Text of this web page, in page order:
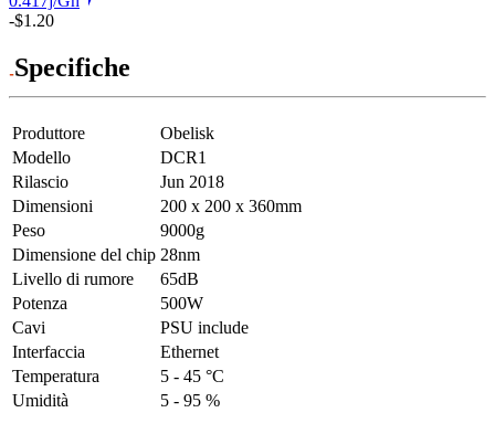
-$1.20
Specifiche
Produttore
Obelisk
Modello
DCR1
Rilascio
Jun 2018
Dimensioni
200 x 200 x 360mm
Peso
9000g
Dimensione del chip 28nm
Livello di rumore
65dB
Potenza
500W
Cavi
PSU include
Interfaccia
Ethernet
Temperatura
5 - 45 °C
Umidità
5 - 95 %